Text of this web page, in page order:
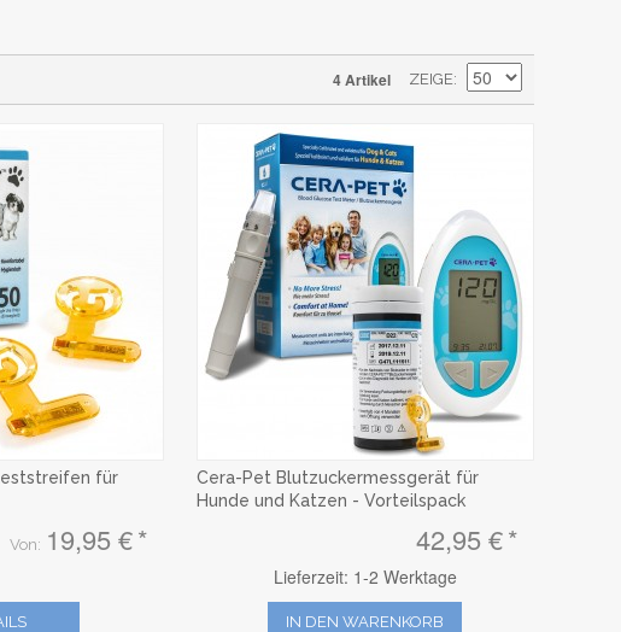
4 Artikel ZEIGE
für
Von: 19,95 €
Cera-Pet Blutzuckermessgerät für
Hunde und Katzen - Vorteilspack
42,95 €
Lieferzeit: 1-2 Werktage
IN DEN WARENKORB